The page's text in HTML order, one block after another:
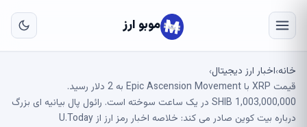
موبو ارز
خانه›اخبار ارز دیجیتال›
قیمت XRP با Epic Ascension Movement به 2 دلار رسید.
1,003,000,000 SHIB در یک ساعت سوخته است. رائول پال بیانیه ای بزرگ
درباره بیت کوین صادر می کند: خلاصه اخبار رمز ارز از U.Today